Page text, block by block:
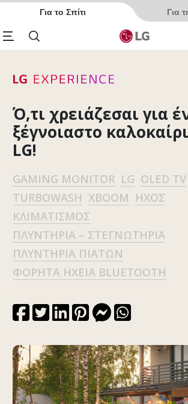
Για το Σπίτι Για
Αναζήτηση
Ό,τι χρειάζεσαι για
ξέγνοιαστο
LG!
GAMING MONITOR LG OLED TV
TURBOWASH XBOOM ΉΧΟΣ
ΚΛΙΜΑΤΙΣΜΌΣ
ΠΛΥΝΤΉΡΙΑ – ΣΤΕΓΝΩΤΉΡΙΑ
ΠΛΥΝΤΉΡΙΑ ΠΙΆΤΩΝ
ΦΟΡΗΤΆ ΗΧΕΊΑ BLUETOOTH